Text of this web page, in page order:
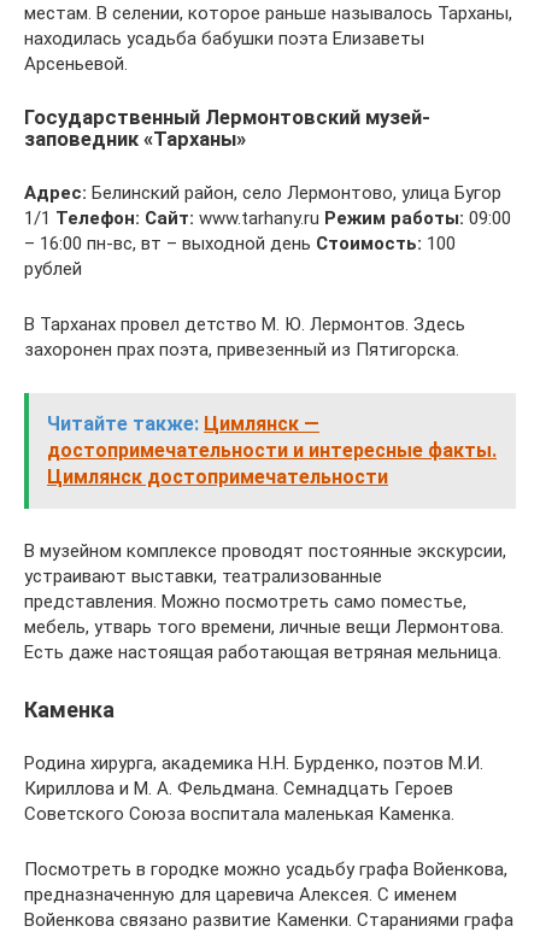
местам. В селении, которое раньше называлось Тарханы,
находилась усадьба бабушки поэта Елизаветы
Арсеньевой.
Государственный Лермонтовский музей-
заповедник «Тарханы»
Адрес: Белинский район, село Лермонтово, улица Бугор
1/1 Телефон: Сайт: www.tarhany.ru Режим работы: 09:00
– 16:00 пн-вс, вт – выходной день Стоимость: 100
рублей
В Тарханах провел детство М. Ю. Лермонтов. Здесь
захоронен прах поэта, привезенный из Пятигорска.
Читайте также: Цимлянск —
достопримечательности и интересные факты.
Цимлянск достопримечательности
В музейном комплексе проводят постоянные экскурсии,
устраивают выставки, театрализованные
представления. Можно посмотреть само поместье,
мебель, утварь того времени, личные вещи Лермонтова.
Есть даже настоящая работающая ветряная мельница.
Каменка
Родина хирурга, академика Н.Н. Бурденко, поэтов М.И.
Кириллова и М. А. Фельдмана. Семнадцать Героев
Советского Союза воспитала маленькая Каменка.
Посмотреть в городке можно усадьбу графа Войенкова,
предназначенную для царевича Алексея. С именем
Войенкова связано развитие Каменки. Стараниями графа